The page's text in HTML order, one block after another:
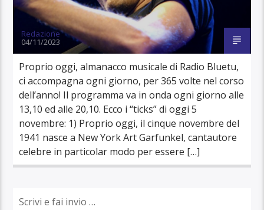
Redazione
04/11/2023
Proprio oggi, almanacco musicale di Radio Bluetu,
ci accompagna ogni giorno, per 365 volte nel corso
dell’anno! Il programma va in onda ogni giorno alle
13,10 ed alle 20,10. Ecco i “ticks” di oggi 5
novembre: 1) Proprio oggi, il cinque novembre del
1941 nasce a New York Art Garfunkel, cantautore
celebre in particolar modo per essere […]